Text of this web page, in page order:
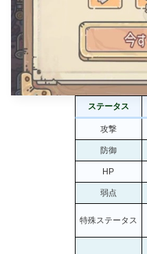
ステータス
攻撃
防御
HP
弱点
特殊ステータス